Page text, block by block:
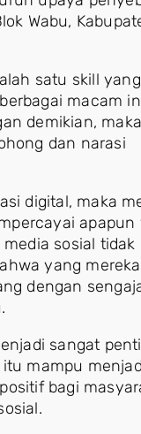
Wabu,
satu skill
macam
demikian,
dan narasi
digital, maka
apapun
sosial tidak
yang
dengan
sangat
mampu
bagi